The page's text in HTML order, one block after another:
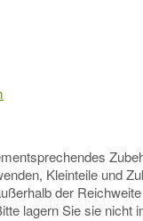
Kleinteile und
der
lagern Sie sie